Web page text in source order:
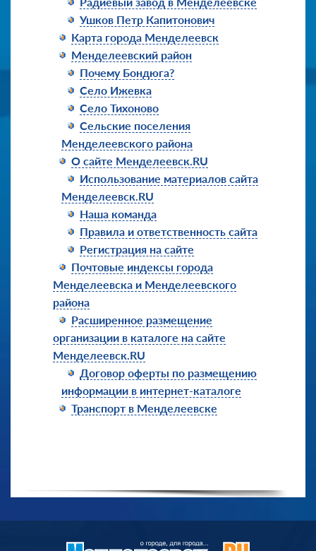
Ушков Петр Капитонович
Карта города Менделеевск
Менделеевский район
Почему Бондюга?
Село Ижевка
Село Тихоново
Сельские поселения
Менделеевского района
О сайте Менделеевск.RU
Использование материалов сайта
Менделеевск.RU
Наша команда
Правила и ответственность сайта
Регистрация на сайте
Почтовые индексы города
Менделеевска и Менделеевского
района
Расширенное размещение
организации в каталоге на сайте
Менделеевск.RU
Договор оферты по размещению
информации в интернет-каталоге
Транспорт в Менделеевске